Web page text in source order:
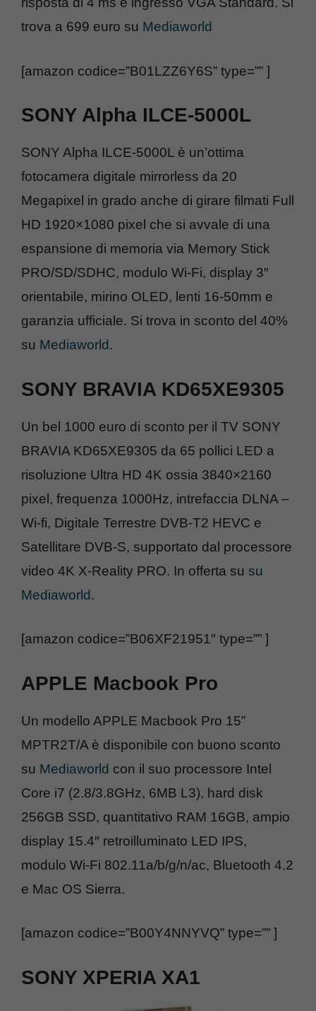
trova a 699 euro su Mediaworld
[amazon codice=”B01LZZ6Y6S” type=”” ]
SONY Alpha ILCE-5000L
SONY Alpha ILCE-5000L è un’ottima
fotocamera digitale mirrorless da 20
Megapixel in grado anche di girare filmati Full
HD 1920×1080 pixel che si avvale di una
espansione di memoria via Memory Stick
PRO/SD/SDHC, modulo Wi-Fi, display 3″
orientabile, mirino OLED, lenti 16-50mm e
garanzia ufficiale. Si trova in sconto del 40%
su Mediaworld.
SONY BRAVIA KD65XE9305
Un bel 1000 euro di sconto per il TV SONY
BRAVIA KD65XE9305 da 65 pollici LED a
risoluzione Ultra HD 4K ossia 3840×2160
pixel, frequenza 1000Hz, intrefaccia DLNA –
Wi-fi, Digitale Terrestre DVB-T2 HEVC e
Satellitare DVB-S, supportato dal processore
video 4K X-Reality PRO. In offerta su su
Mediaworld.
[amazon codice=”B06XF21951″ type=”” ]
APPLE Macbook Pro
Un modello APPLE Macbook Pro 15”
MPTR2T/A è disponibile con buono sconto
su Mediaworld con il suo processore Intel
Core i7 (2.8/3.8GHz, 6MB L3), hard disk
256GB SSD, quantitativo RAM 16GB, ampio
display 15.4″ retroilluminato LED IPS,
modulo Wi-Fi 802.11a/b/g/n/ac, Bluetooth 4.2
e Mac OS Sierra.
[amazon codice=”B00Y4NNYVQ” type=”” ]
SONY XPERIA XA1